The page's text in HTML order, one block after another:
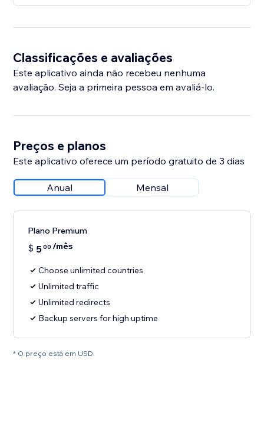
Classificações e avaliações
Este aplicativo ainda não recebeu nenhuma
avaliação. Seja a primeira pessoa em avaliá-lo.
Preços e planos
Este aplicativo oferece um período gratuito de 3 dias
Anual Mensal
Plano Premium
$ 500 /mês
Choose unlimited countries
Unlimited traffic
Unlimited redirects
Backup servers for high uptime
* O preço está em USD.